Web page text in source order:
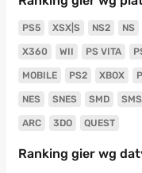
PS5 XSX|S NS2 NS
X360 WII PS VITA
MOBILE PS2 XBOX
NES SNES SMD SMS
ARC 3DO QUEST
Ranking gier wg